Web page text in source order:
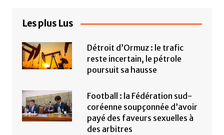
Les plus Lus
Détroit d’Ormuz : le trafic
reste incertain, le pétrole
poursuit sa hausse
Football : la Fédération sud-
coréenne soupçonnée d’avoir
payé des faveurs sexuelles à
des arbitres